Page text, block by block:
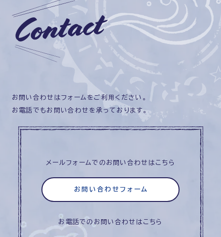
お問い合わせはフォームをご利用ください。
お電話でもお問い合わせを承っております。
メールフォームでのお問い合わせはこちら
お問い合わせフォーム
お電話でのお問い合わせはこちら